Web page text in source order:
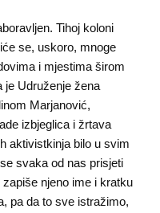
Tihoj koloni
se, uskoro, mnoge
i mjestima širom
je Udruženje žena
Marjanović,
izbjeglica i žrtava
aktivistkinja bilo u svim
svaka od nas prisjeti
njeno ime i kratku
pa da to sve istražimo,